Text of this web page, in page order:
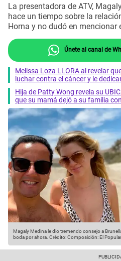
La presentadora de ATV,
hace un tiempo sobre la
Horna y no dudó en
Únete al canal de
Melissa Loza LLORA al revelar
luchar contra el cáncer y le
Hija de Patty Wong revela su
que su mamá dejó a su familia
Magaly Medina le dio tremendo consejo a
boda por ahora. Crédito: Composición: El Popular